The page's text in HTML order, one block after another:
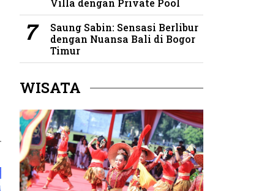
Villa dengan Private Pool
Saung Sabin: Sensasi Berlibur
dengan Nuansa Bali di Bogor
Timur
WISATA